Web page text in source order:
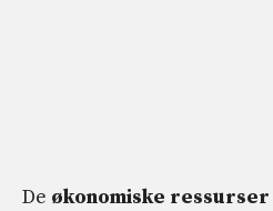
De økonomiske ressurser